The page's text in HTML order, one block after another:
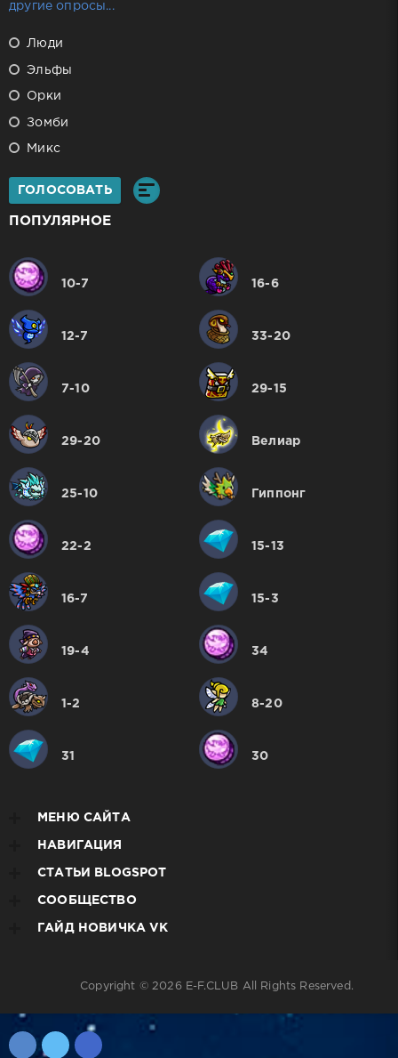
другие опросы...
Люди
Эльфы
Орки
Зомби
Микс
ГОЛОСОВАТЬ
ПОПУЛЯРНОЕ
10-7 16-6
12-7 33-20
7-10 29-15
29-20 Велиар
25-10 Гиппонг
22-2 15-13
16-7 15-3
19-4 34
1-2 8-20
31 30
МЕНЮ САЙТА
НАВИГАЦИЯ
СТАТЬИ BLOGSPOT
СООБЩЕСТВО
ГАЙД НОВИЧКА VK
Copyright © 2026 E-F.CLUB All Rights Reserved.